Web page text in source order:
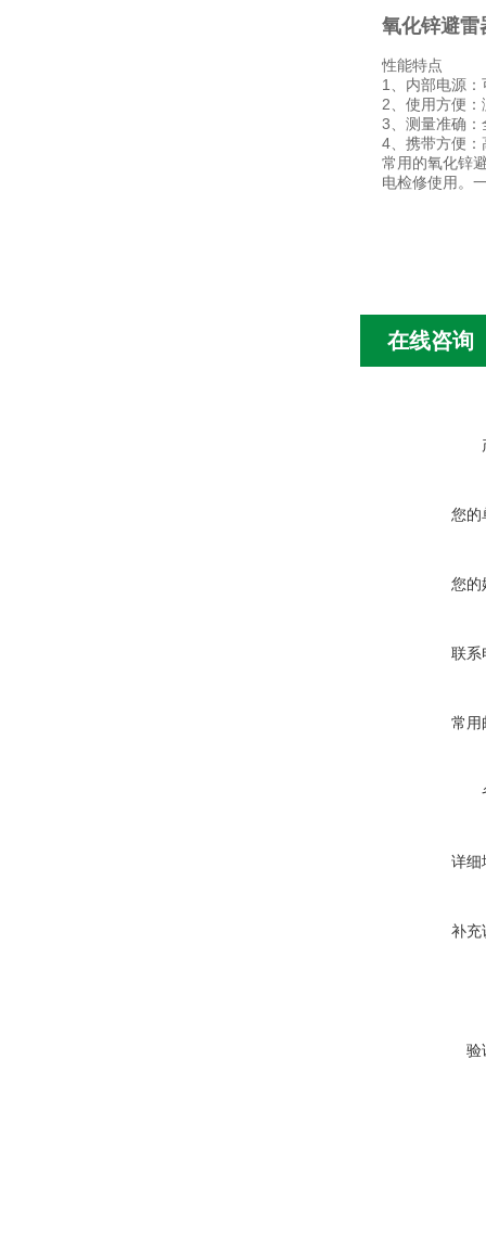
氧化锌避雷
性能特点
1、内部电源
2、使用方便
3、测量准确
4、携带方便
常用的氧化锌
电检修使用。
在线咨询
您的
您的
联系
常用
详细
补充
验